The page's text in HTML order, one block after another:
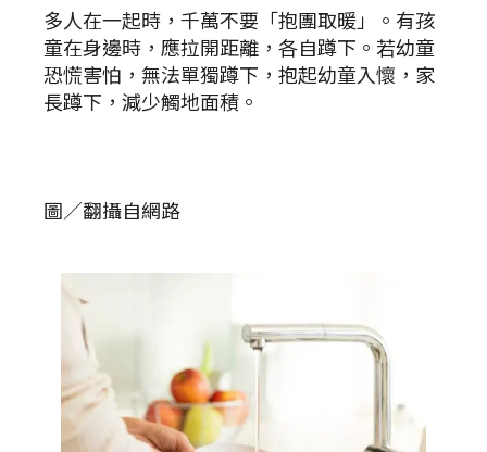
多人在一起時，千萬不要「抱團取暖」。有孩
童在身邊時，應拉開距離，各自蹲下。若幼童
恐慌害怕，無法單獨蹲下，抱起幼童入懷，家
長蹲下，減少觸地面積。
圖／翻攝自網路